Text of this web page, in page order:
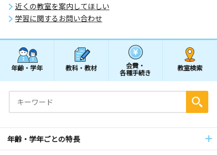
近くの教室を案内してほしい
学習に関するお問い合わせ
年齢・学年 教科・教材 会費・
各種手続き
教室検索
年齢・学年ごとの特長